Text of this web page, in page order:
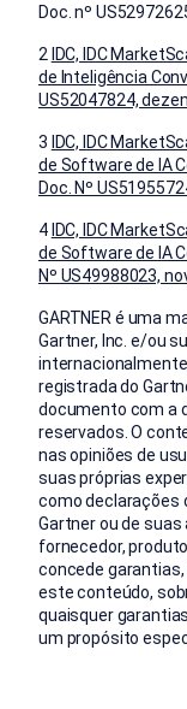
Doc. nº
2 IDC, IDC
de Inteligência
US52047824,
3 IDC, IDC
de Software de IA
Doc. Nº
4 IDC, IDC
de Software de IA
Nº US49988023,
GARTNER é uma
Gartner, Inc. e/ou
internacionalmente,
registrada do
documento com a
reservados. O
nas opiniões de
suas próprias
como declarações
Gartner ou de
fornecedor,
concede
este conteúdo,
quaisquer
um propósito